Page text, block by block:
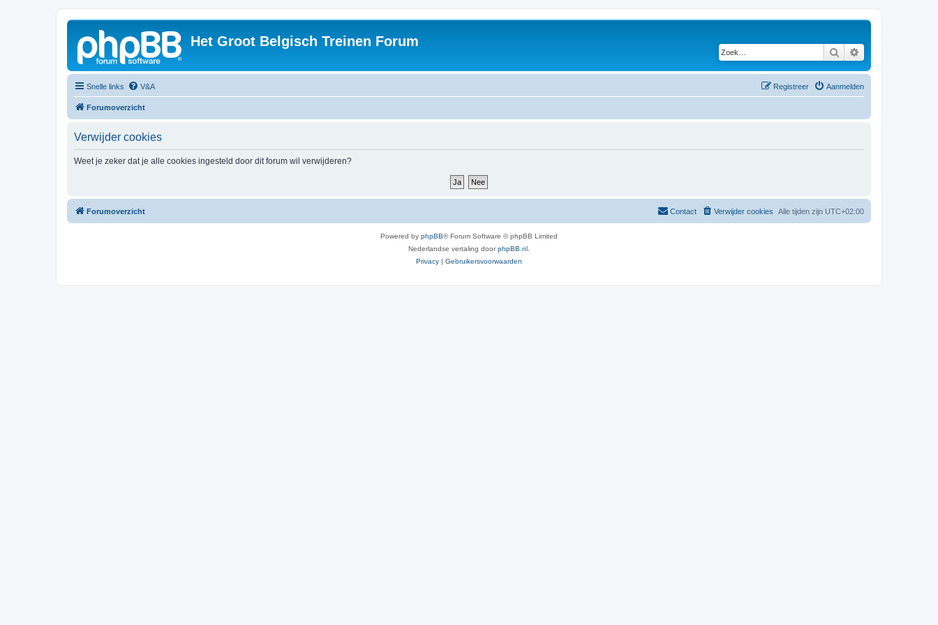
Het Groot Belgisch Treinen Forum
Zoek
Snelle links V&A Aanmelden
Registreer
Forumoverzicht
Verwijder cookies
Weet je zeker dat je alle cookies ingesteld door dit forum wil verwijderen?
Forumoverzicht Alle tijden zijn UTC+02:00
Verwijder cookies
Contact
Powered by phpBB® Forum Software © phpBB Limited
Nederlandse vertaling doorphpBB.nl
Privacy | Gebruikersvoorwaarden